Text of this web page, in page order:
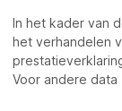
In het kader van
het verhandelen
Voor andere